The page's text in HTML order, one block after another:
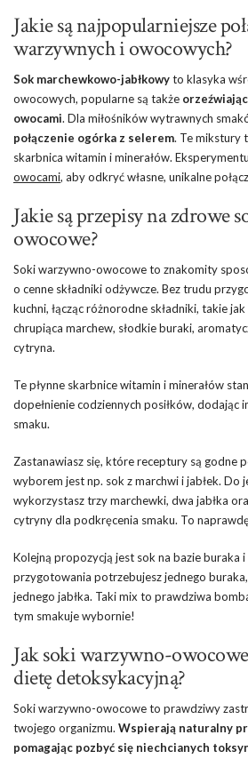
Jakie są najpopularniejsze
warzywnych i owocowych?
Sok marchewkowo-jabłkowyto klasyka
owocowych, popularne są także
owocami. Dla miłośników wytrawnych
połączenie ogórka z selerem. Te mikstury
skarbnica witamin i minerałów.
owocami, aby odkryć własne, unikalne
Jakie są przepisy na zdrowe
owocowe?
Soki warzywno-owocowe to znakomity
o cenne składniki odżywcze. Bez trudu
kuchni, łącząc różnorodne składniki, takie
chrupiąca marchew, słodkie buraki,
cytryna.
Te płynne skarbnice witamin i minerałów
dopełnienie codziennych posiłków, dodając
smaku.
Zastanawiasz się, które receptury są godne
wyborem jest np. sok z marchwi i jabłek. Do
wykorzystasz trzy marchewki, dwa jabłka
cytryny dla podkręcenia smaku. To
Kolejną propozycją jest sok na bazie buraka
przygotowania potrzebujesz jednego
jednego jabłka. Taki mix to prawdziwa
tym smakuje wybornie!
Jak soki warzywno-
dietę detoksykacyjną?
Soki warzywno-owocowe to prawdziwy
twojego organizmu. Wspierają naturalny
pomagając pozbyć się niechcianych